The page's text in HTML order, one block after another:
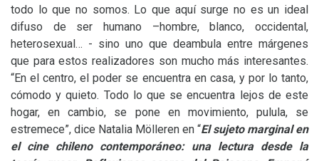
todo lo que no somos. Lo que aquí surge no es un ideal
difuso de ser humano –hombre, blanco, occidental,
heterosexual… - sino uno que deambula entre márgenes
que para estos realizadores son mucho más interesantes.
“En el centro, el poder se encuentra en casa, y por lo tanto,
cómodo y quieto. Todo lo que se encuentra lejos de este
hogar, en cambio, se pone en movimiento, pulula, se
estremece”, dice Natalia Mölleren en “El sujeto marginal en
el cine chileno contemporáneo: una lectura desde la